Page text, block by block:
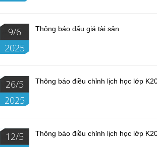
9/6
2025
Thông báo đấu giá tài sản
26/5
2025
Thông báo điều chỉnh lịch học lớp
12/5
Thông báo điều chỉnh lịch học lớp